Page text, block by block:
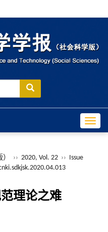
›› 2020, Vol. 22 ›› Issue
理论之难